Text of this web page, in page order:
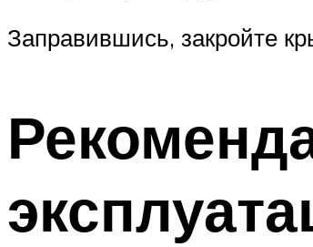
Заправившись, закройте